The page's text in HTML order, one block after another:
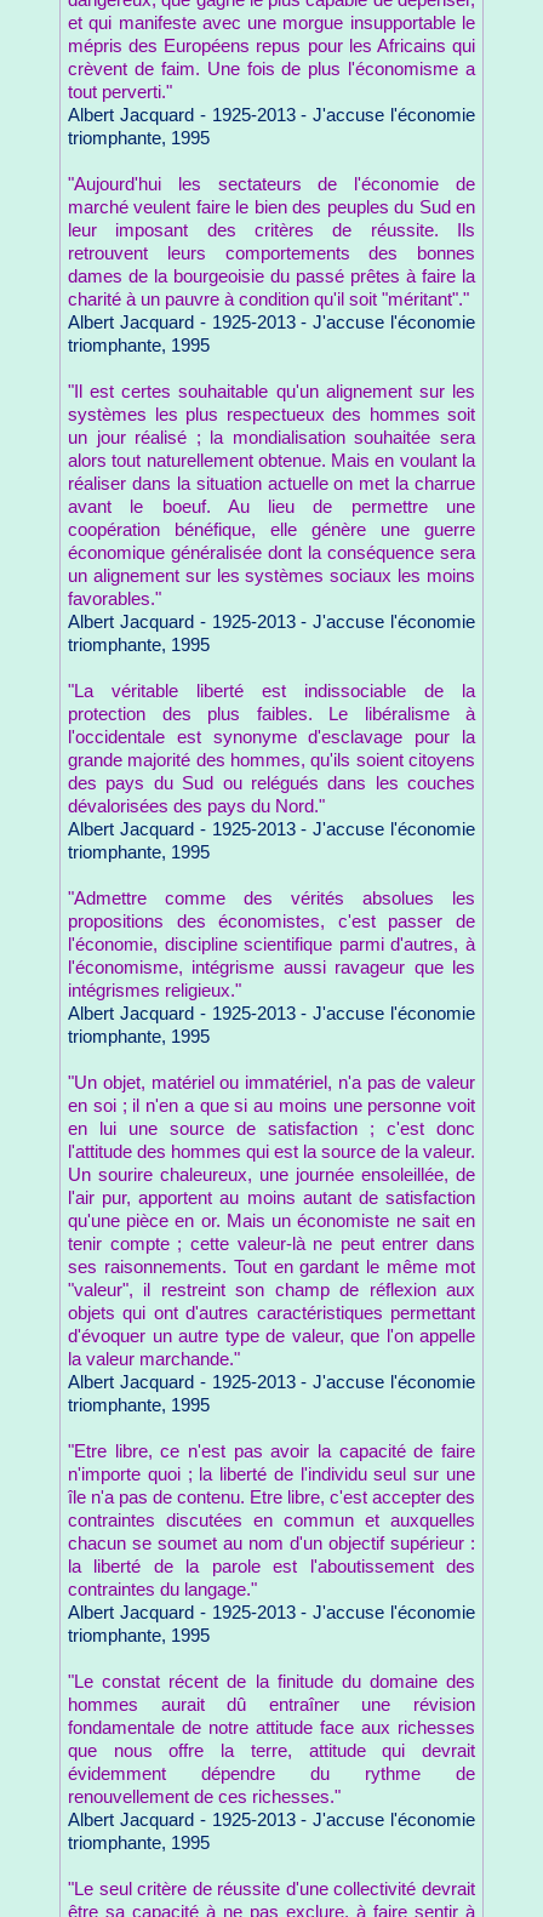
et qui manifeste avec une morgue insupportable le
mépris des Européens repus pour les Africains qui
crèvent de faim. Une fois de plus l'économisme a
tout perverti."
Albert Jacquard - 1925-2013 - J'accuse l'économie
triomphante, 1995
"Aujourd'hui les sectateurs de l'économie de
marché veulent faire le bien des peuples du Sud en
leur imposant des critères de réussite. Ils
retrouvent leurs comportements des bonnes
dames de la bourgeoisie du passé prêtes à faire la
charité à un pauvre à condition qu'il soit "méritant"."
Albert Jacquard - 1925-2013 - J'accuse l'économie
triomphante, 1995
"Il est certes souhaitable qu'un alignement sur les
systèmes les plus respectueux des hommes soit
un jour réalisé ; la mondialisation souhaitée sera
alors tout naturellement obtenue. Mais en voulant la
réaliser dans la situation actuelle on met la charrue
avant le boeuf. Au lieu de permettre une
coopération bénéfique, elle génère une guerre
économique généralisée dont la conséquence sera
un alignement sur les systèmes sociaux les moins
favorables."
Albert Jacquard - 1925-2013 - J'accuse l'économie
triomphante, 1995
"La véritable liberté est indissociable de la
protection des plus faibles. Le libéralisme à
l'occidentale est synonyme d'esclavage pour la
grande majorité des hommes, qu'ils soient citoyens
des pays du Sud ou relégués dans les couches
dévalorisées des pays du Nord."
Albert Jacquard - 1925-2013 - J'accuse l'économie
triomphante, 1995
"Admettre comme des vérités absolues les
propositions des économistes, c'est passer de
l'économie, discipline scientifique parmi d'autres, à
l'économisme, intégrisme aussi ravageur que les
intégrismes religieux."
Albert Jacquard - 1925-2013 - J'accuse l'économie
triomphante, 1995
"Un objet, matériel ou immatériel, n'a pas de valeur
en soi ; il n'en a que si au moins une personne voit
en lui une source de satisfaction ; c'est donc
l'attitude des hommes qui est la source de la valeur.
Un sourire chaleureux, une journée ensoleillée, de
l'air pur, apportent au moins autant de satisfaction
qu'une pièce en or. Mais un économiste ne sait en
tenir compte ; cette valeur-là ne peut entrer dans
ses raisonnements. Tout en gardant le même mot
"valeur", il restreint son champ de réflexion aux
objets qui ont d'autres caractéristiques permettant
d'évoquer un autre type de valeur, que l'on appelle
la valeur marchande."
Albert Jacquard - 1925-2013 - J'accuse l'économie
triomphante, 1995
"Etre libre, ce n'est pas avoir la capacité de faire
n'importe quoi ; la liberté de l'individu seul sur une
île n'a pas de contenu. Etre libre, c'est accepter des
contraintes discutées en commun et auxquelles
chacun se soumet au nom d'un objectif supérieur :
la liberté de la parole est l'aboutissement des
contraintes du langage."
Albert Jacquard - 1925-2013 - J'accuse l'économie
triomphante, 1995
"Le constat récent de la finitude du domaine des
hommes aurait dû entraîner une révision
fondamentale de notre attitude face aux richesses
que nous offre la terre, attitude qui devrait
évidemment dépendre du rythme de
renouvellement de ces richesses."
Albert Jacquard - 1925-2013 - J'accuse l'économie
triomphante, 1995
"Le seul critère de réussite d'une collectivité devrait
être sa capacité à ne pas exclure, à faire sentir à